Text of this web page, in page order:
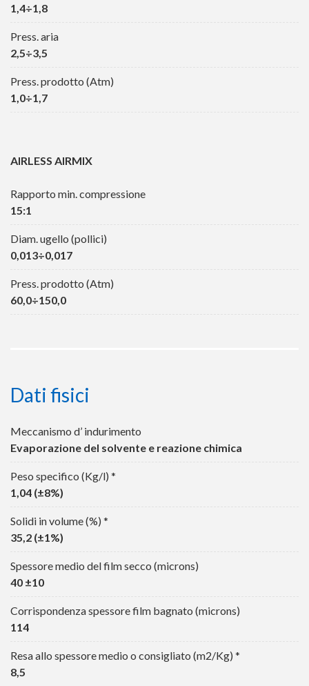
1,4÷1,8
Press. aria
2,5÷3,5
Press. prodotto (Atm)
1,0÷1,7
AIRLESS AIRMIX
Rapporto min. compressione
15:1
Diam. ugello (pollici)
0,013÷0,017
Press. prodotto (Atm)
60,0÷150,0
Dati fisici
Meccanismo d’ indurimento
Evaporazione del solvente e reazione chimica
Peso specifico (Kg/l) *
1,04 (±8%)
Solidi in volume (%) *
35,2 (±1%)
Spessore medio del film secco (microns)
40 ±10
Corrispondenza spessore film bagnato (microns)
114
Resa allo spessore medio o consigliato (m2/Kg) *
8,5